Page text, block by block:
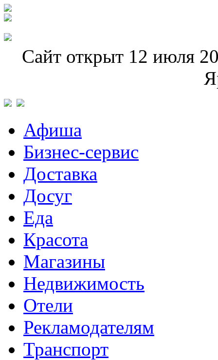
Сайт открыт 12 июля
Афиша
Бизнес-сервис
Доставка
Досуг
Еда
Красота
Магазины
Недвижимость
Отели
Рекламодателям
Транспорт